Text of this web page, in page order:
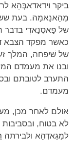
ביקר וידַאדַאבְּהָא
מַהָאנָאמָה. בעת
של פַּאסֶנַאדִי בדבר
כאשר מפקד הצבא
של שׁיפחה, המלך
ובנו את מעמדם
התערב לטובתם
מעמדם.
אולם לאחר מכן,
לא בטוח,
למַגַאדְהָא